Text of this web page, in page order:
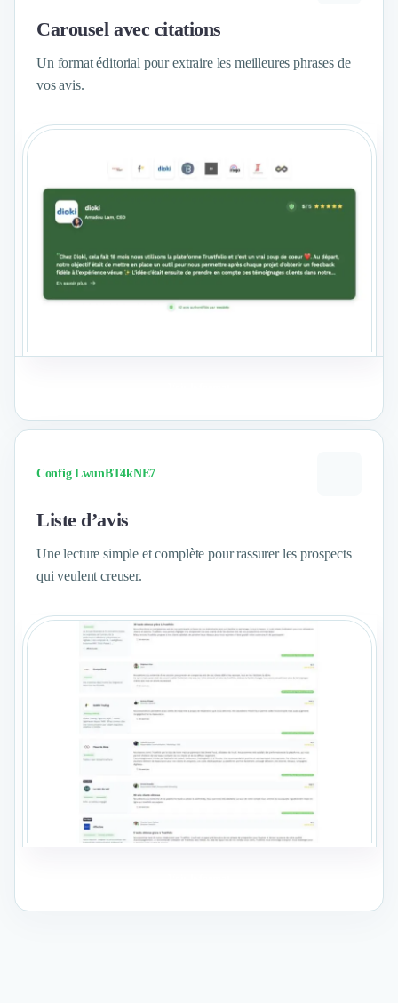
Carousel avec citations
Un format éditorial pour extraire les meilleures phrases de
vos avis.
Config LwunBT4kNE7
Liste d’avis
Une lecture simple et complète pour rassurer les prospects
qui veulent creuser.